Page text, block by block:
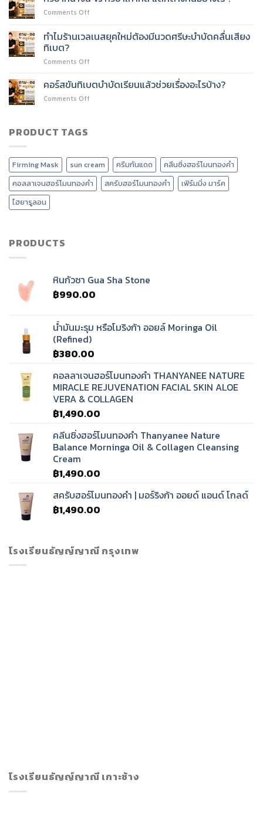
อะไร
กัว
รูป
ลด
Comments Off
หน้า
ซา
เกาหลี
ทำไมร้านเวลเนสยุคใหม่ต้องมีนวดศรีษะบำบัดคลื่นเสียง
ทิเบต?
Comments Off
ร้าน
เวลเนส
บำบัด
คลื่น
เสียง
ทิเบต?
คอร์สขันทิเบตบำบัดเรียนแล้วช่วยเรื่องอะไรบ้าง?
Comments Off
แล้ว
ช่วย
เรื่อง
อะไร
PRODUCT TAGS
Firming Mask sun cream ครีมกันแดด
คลีนซิ่งฮอร์โมนทองคำ
คอลลาเจนฮอร์โมนทองคำ
สครับฮอร์โมนทองคำ
เฟิร์มมิ่ง มาร์ค
ไฮยารูลอน
PRODUCTS
หินกัวซา Gua Sha Stone
฿990.00
น้ำมันมะรุม หรือโมริงก้า ออยล์ Moringa Oil
(Refined)
฿380.00
คอลลาเจนฮอร์โมนทองคำ THANYANEE NATURE
MIRACLE REJUVENATION FACIAL SKIN ALOE
VERA & COLLAGEN
฿1,490.00
คลีนซิ่งฮอร์โมนทองคำ Thanyanee Nature
Balance Morninga Oil & Collagen Cleansing
Cream
฿1,490.00
สครับฮอร์โมนทองคำ | มอร์ริงก้า ออยด์ แอนด์ โกลด์
฿1,490.00
โรงเรียนธัญญ์ญาณี กรุงเทพ
โรงเรียนธัญญ์ญาณี เกาะช้าง